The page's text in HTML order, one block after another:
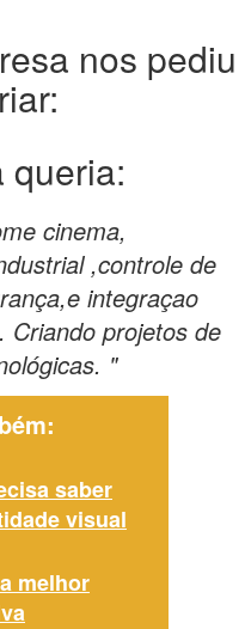
nos pediu
queria:
cinema,
,controle de
integraçao
Criando projetos de
"
saber
visual
melhor